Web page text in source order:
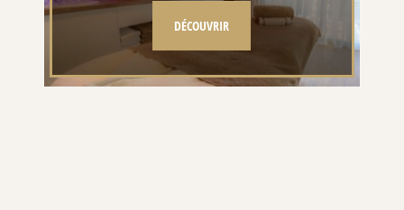
DÉCOUVRIR